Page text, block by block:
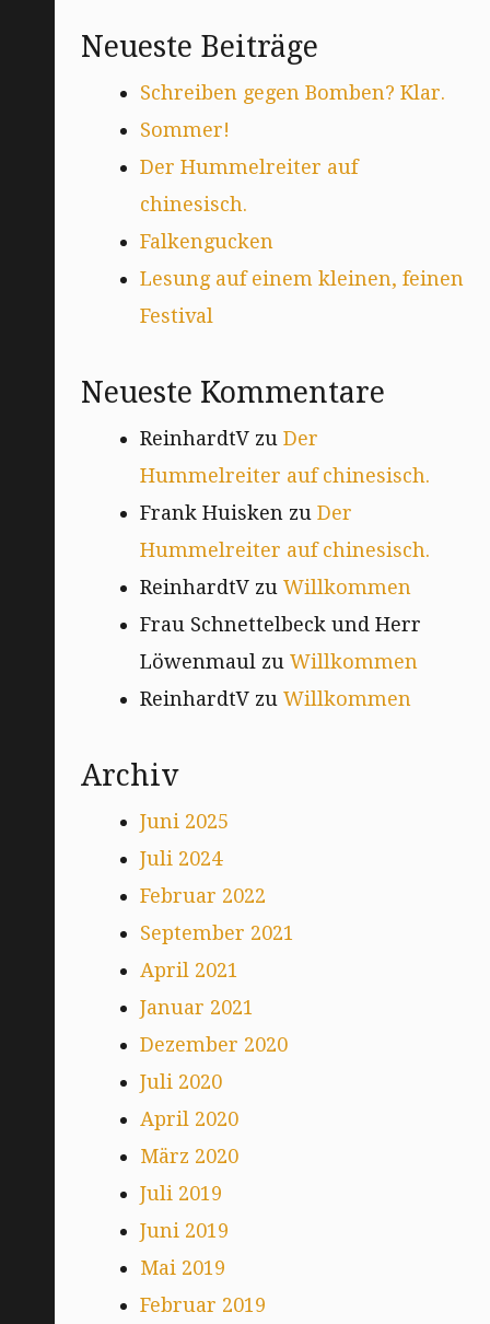
Neueste Beiträge
Schreiben gegen Bomben? Klar.
Sommer!
Der Hummelreiter auf
chinesisch.
Falkengucken
Lesung auf einem kleinen, feinen
Festival
Neueste Kommentare
ReinhardtVzu Der
Hummelreiter auf chinesisch.
Frank Huiskenzu Der
Hummelreiter auf chinesisch.
ReinhardtVzu Willkommen
Frau Schnettelbeck und Herr
Löwenmaulzu Willkommen
ReinhardtVzu Willkommen
Archiv
Juni 2025
Juli 2024
Februar 2022
September 2021
April 2021
Januar 2021
Dezember 2020
Juli 2020
April 2020
März 2020
Juli 2019
Juni 2019
Mai 2019
Februar 2019